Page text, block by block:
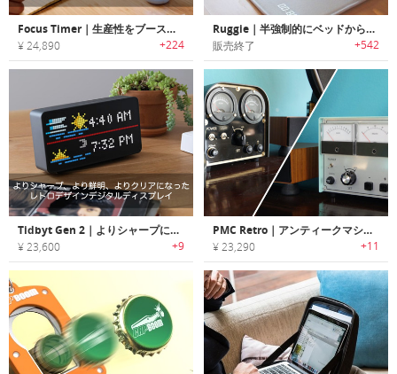
Focus Timer｜生産性をブーストする時間調整可能なアジャスタブルアワーグラス「フォーカスタイマー」
¥ 24,890 +224
Ruggie｜半強制的にベッドから起きられる目覚まし時計「ラギー」
販売終了 +542
Tidbyt Gen 2｜よりシャープに、より鮮明に、よりクリアになったレトロデザインデジタルディスプレイ
¥ 23,600 +9
PMC Retro｜アンティークマシンデザインのレトロクロック
¥ 23,290 +11